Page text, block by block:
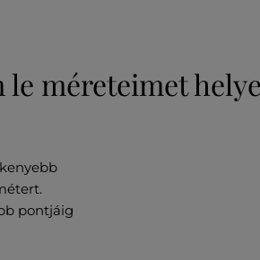
méreteimet
pontjáig